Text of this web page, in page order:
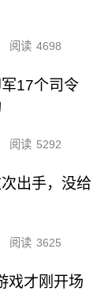
阅读 4698
17个司令
阅读 5292
出手，没给
阅读 3625
戏才刚开场